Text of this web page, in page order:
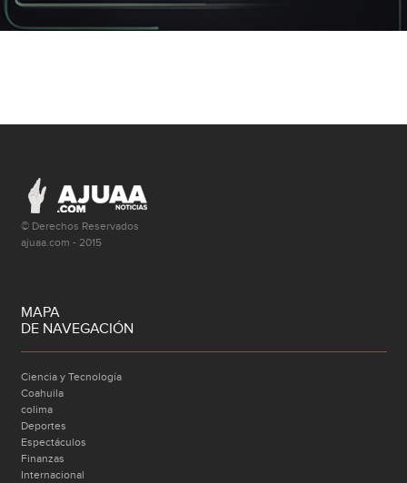
© Derechos Reservados
ajuaa.com - 2015
MAPA
DE NAVEGACIÓN
Ciencia y Tecnología
Coahuila
colima
Deportes
Espectáculos
Finanzas
Internacional